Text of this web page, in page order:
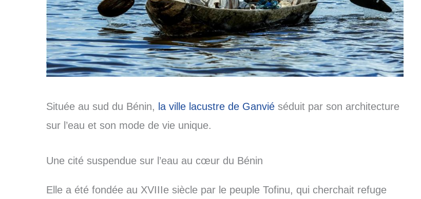
Située au sud du Bénin, la ville lacustre de Ganviéséduit par son architecture
sur l’eau et son mode de vie unique.
Une cité suspendue sur l’eau au cœur du Bénin
Elle a été fondée au XVIIIe siècle par le peuple Tofinu, qui cherchait refuge